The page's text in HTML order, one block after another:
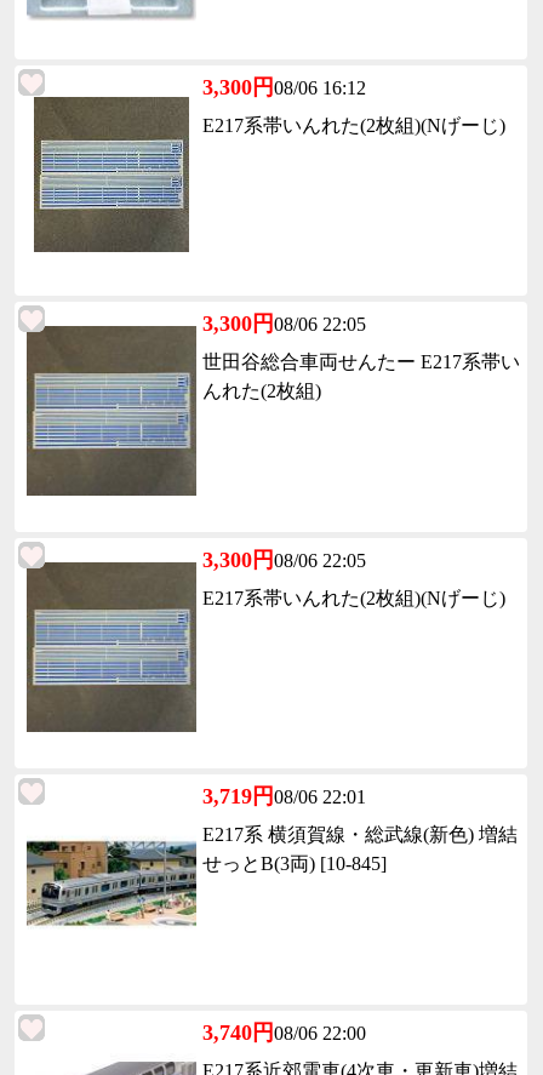
3,300円08/06 16:12
E217系帯いんれた(2枚組)(Nげーじ)
3,300円08/06 22:05
世田谷総合車両せんたー E217系帯い
んれた(2枚組)
3,300円08/06 22:05
E217系帯いんれた(2枚組)(Nげーじ)
3,719円08/06 22:01
E217系 横須賀線・総武線(新色) 増結
せっとB(3両) [10-845]
3,740円08/06 22:00
E217系近郊電車(4次車・更新車)増結